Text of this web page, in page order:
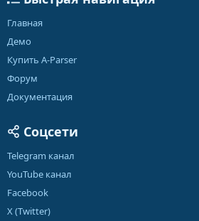
Главная
Демо
Купить A-Parser
Форум
Документация
Соцсети
Telegram канал
YouTube канал
Facebook
X (Twitter)